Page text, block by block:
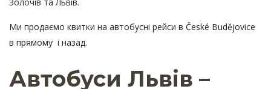
Ми продаємо квитки на автобусні рейси в České Budějovice
в прямому і назад.
Автобуси Львів –